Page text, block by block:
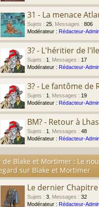
31 - La menace
Sujets : 25 Messages : 806
Modérateur : Rédacteur-
3? - L'héritier de
Sujets : 1 Messages : 17
Modérateur : Rédacteur-
3? - Le fantôme de
Sujets : 1 Messages : 19
Modérateur : Rédacteur-
BM? - Retour à
Sujets : 1 Messages : 48
Modérateur : Rédacteur-
de Blake et Mortimer : Le
sur Blake et Mortimer
Le dernier
Sujets : 3 Messages : 32
Modérateur : Rédacteur-